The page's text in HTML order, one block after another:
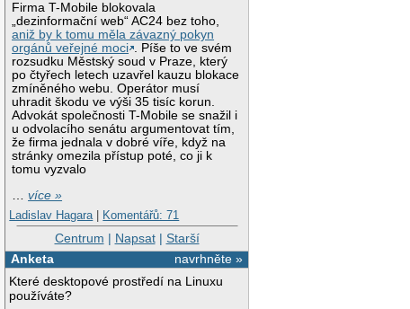
Firma T-Mobile blokovala
„dezinformační web“ AC24 bez toho,
aniž by k tomu měla závazný pokyn
orgánů veřejné moci . Píše to ve svém
rozsudku Městský soud v Praze, který
po čtyřech letech uzavřel kauzu blokace
zmíněného webu. Operátor musí
uhradit škodu ve výši 35 tisíc korun.
Advokát společnosti T-Mobile se snažil i
u odvolacího senátu argumentovat tím,
že firma jednala v dobré víře, když na
stránky omezila přístup poté, co ji k
tomu vyzvalo
…více »
Ladislav Hagara | Komentářů: 71
Centrum | Napsat| Starší
navrhněte »
Anketa
Které desktopové prostředí na Linuxu
používáte?